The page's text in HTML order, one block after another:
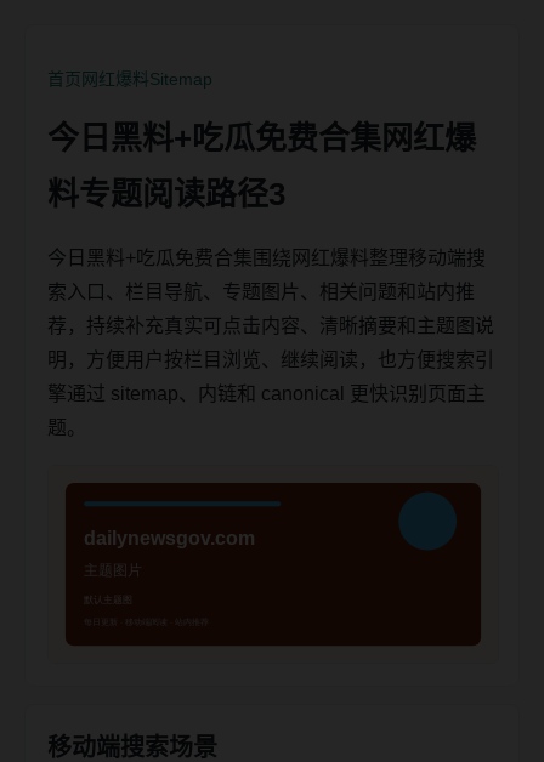
首页网红爆料Sitemap
今日黑料+吃瓜免费合集网红爆
料专题阅读路径3
今日黑料+吃瓜免费合集围绕网红爆料整理移动端搜
索入口、栏目导航、专题图片、相关问题和站内推
荐，持续补充真实可点击内容、清晰摘要和主题图说
明，方便用户按栏目浏览、继续阅读，也方便搜索引
擎通过 sitemap、内链和 canonical 更快识别页面主
题。
移动端搜索场景